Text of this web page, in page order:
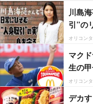
川島
引”の
オリコン
マク
生の甲
オリコン
デカ